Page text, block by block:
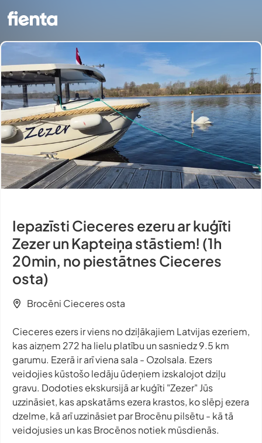
Iepazīsti Cieceres ezeru ar kuģīti
Zezer un Kapteiņa stāstiem! (1h
20min, no piestātnes Cieceres
osta)
Brocēni Cieceres osta
Cieceres ezers ir viens no dziļākajiem Latvijas ezeriem,
kas aizņem 272 ha lielu platību un sasniedz 9.5 km
garumu. Ezerā ir arī viena sala - Ozolsala. Ezers
veidojies kūstošo ledāju ūdeņiem izskalojot dziļu
gravu. Dodoties ekskursijā ar kuģīti "Zezer" Jūs
uzzināsiet, kas apskatāms ezera krastos, ko slēpj ezera
dzelme, kā arī uzzināsiet par Brocēnu pilsētu - kā tā
veidojusies un kas Brocēnos notiek mūsdienās.